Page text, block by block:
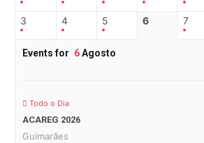
3 4 5 6 7
Events for 6Agosto
Todo o Dia
ACAREG 2026
Guimarães